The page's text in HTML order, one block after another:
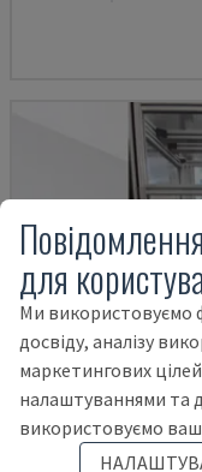
для
Ми використовуємо
досвіду, аналізу
маркетингових
налаштуваннями та
використовуємо